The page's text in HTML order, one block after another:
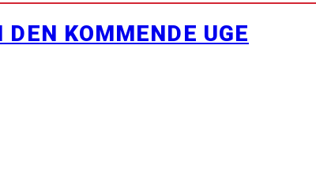
KOMMENDE UGE